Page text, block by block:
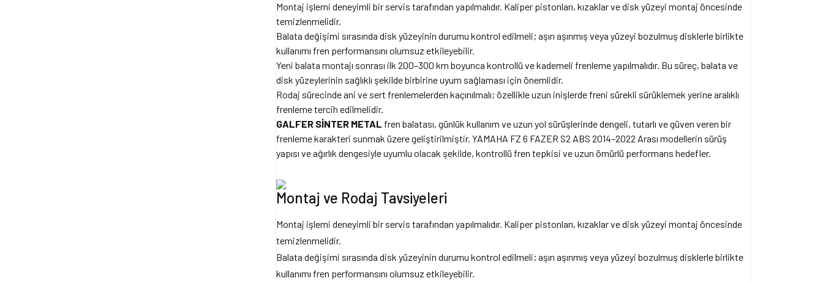
Montaj işlemi deneyimli bir servis tarafından yapılmalıdır. Kaliper pistonları, kızaklar ve disk yüzeyi montaj öncesinde
temizlenmelidir.
Balata değişimi sırasında disk yüzeyinin durumu kontrol edilmeli; aşırı aşınmış veya yüzeyi bozulmuş disklerle birlikte
kullanımı fren performansını olumsuz etkileyebilir.
Yeni balata montajı sonrası ilk 200–300 km boyunca kontrollü ve kademeli frenleme yapılmalıdır. Bu süreç, balata ve
disk yüzeylerinin sağlıklı şekilde birbirine uyum sağlaması için önemlidir.
Rodaj sürecinde ani ve sert frenlemelerden kaçınılmalı; özellikle uzun inişlerde freni sürekli sürüklemek yerine aralıklı
frenleme tercih edilmelidir.
GALFER SİNTER METAL fren balatası, günlük kullanım ve uzun yol sürüşlerinde dengeli, tutarlı ve güven veren bir
frenleme karakteri sunmak üzere geliştirilmiştir. YAMAHA FZ 6 FAZER S2 ABS 2014–2022 Arası modellerin sürüş
yapısı ve ağırlık dengesiyle uyumlu olacak şekilde, kontrollü fren tepkisi ve uzun ömürlü performans hedefler.
Montaj ve Rodaj Tavsiyeleri
Montaj işlemi deneyimli bir servis tarafından yapılmalıdır. Kaliper pistonları, kızaklar ve disk yüzeyi montaj öncesinde
temizlenmelidir.
Balata değişimi sırasında disk yüzeyinin durumu kontrol edilmeli; aşırı aşınmış veya yüzeyi bozulmuş disklerle birlikte
kullanımı fren performansını olumsuz etkileyebilir.